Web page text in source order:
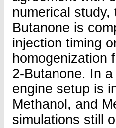
numerical study,
Butanone is
injection timing
homogenization
2-Butanone. In
engine setup is
Methanol, and
simulations still